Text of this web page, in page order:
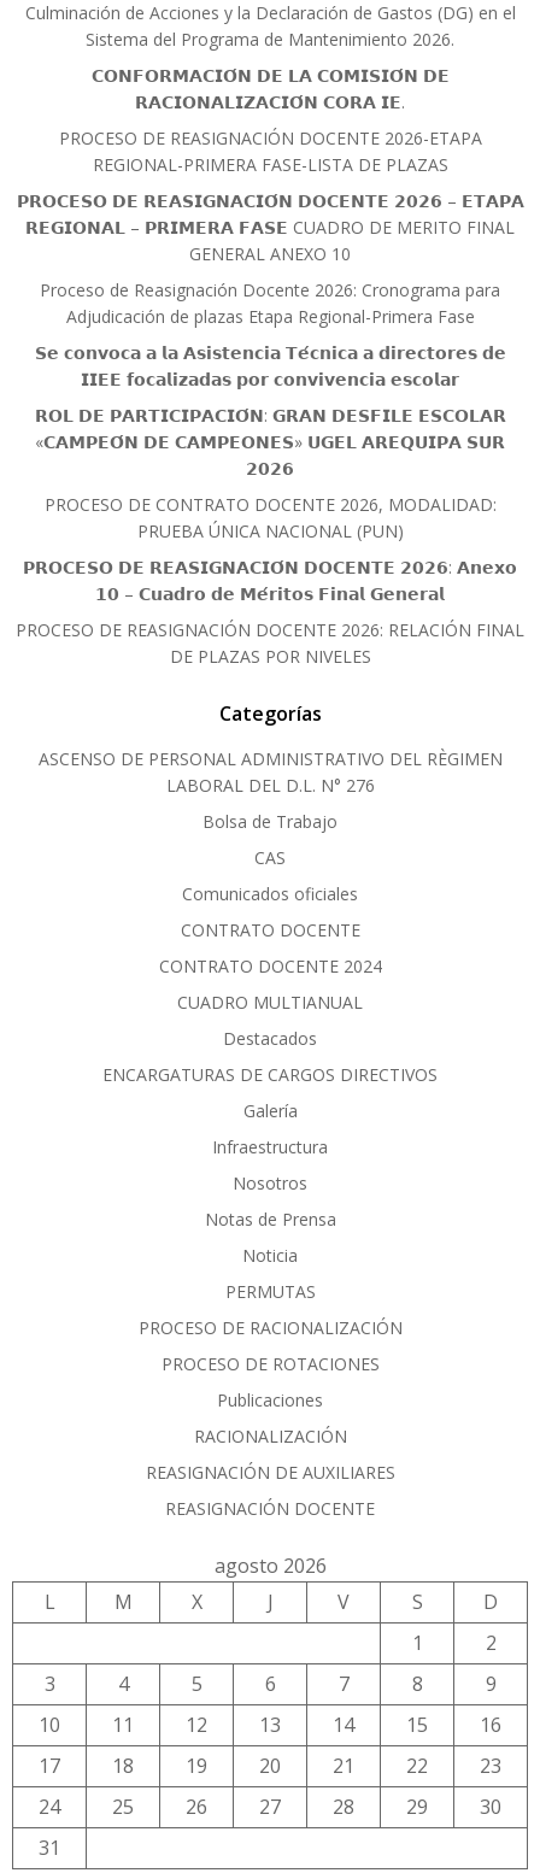
Culminación de Acciones y la Declaración de Gastos (DG) en el
Sistema del Programa de Mantenimiento 2026.
𝗖𝗢𝗡𝗙𝗢𝗥𝗠𝗔𝗖𝗜𝗢́𝗡 𝗗𝗘 𝗟𝗔 𝗖𝗢𝗠𝗜𝗦𝗜𝗢́𝗡 𝗗𝗘
𝗥𝗔𝗖𝗜𝗢𝗡𝗔𝗟𝗜𝗭𝗔𝗖𝗜𝗢́𝗡 𝗖𝗢𝗥𝗔 𝗜𝗘.
PROCESO DE REASIGNACIÓN DOCENTE 2026-ETAPA
REGIONAL-PRIMERA FASE-LISTA DE PLAZAS
𝗣𝗥𝗢𝗖𝗘𝗦𝗢 𝗗𝗘 𝗥𝗘𝗔𝗦𝗜𝗚𝗡𝗔𝗖𝗜𝗢́𝗡 𝗗𝗢𝗖𝗘𝗡𝗧𝗘 𝟮𝟬𝟮𝟲 – 𝗘𝗧𝗔𝗣𝗔
𝗥𝗘𝗚𝗜𝗢𝗡𝗔𝗟 – 𝗣𝗥𝗜𝗠𝗘𝗥𝗔 𝗙𝗔𝗦𝗘 CUADRO DE MERITO FINAL
GENERAL ANEXO 10
Proceso de Reasignación Docente 2026: Cronograma para
Adjudicación de plazas Etapa Regional-Primera Fase
𝗦𝗲 𝗰𝗼𝗻𝘃𝗼𝗰𝗮 𝗮 𝗹𝗮 𝗔𝘀𝗶𝘀𝘁𝗲𝗻𝗰𝗶𝗮 𝗧𝗲́𝗰𝗻𝗶𝗰𝗮 𝗮 𝗱𝗶𝗿𝗲𝗰𝘁𝗼𝗿𝗲𝘀 𝗱𝗲
𝗜𝗜𝗘𝗘 𝗳𝗼𝗰𝗮𝗹𝗶𝘇𝗮𝗱𝗮𝘀 𝗽𝗼𝗿 𝗰𝗼𝗻𝘃𝗶𝘃𝗲𝗻𝗰𝗶𝗮 𝗲𝘀𝗰𝗼𝗹𝗮𝗿
𝗥𝗢𝗟 𝗗𝗘 𝗣𝗔𝗥𝗧𝗜𝗖𝗜𝗣𝗔𝗖𝗜𝗢́𝗡: 𝗚𝗥𝗔𝗡 𝗗𝗘𝗦𝗙𝗜𝗟𝗘 𝗘𝗦𝗖𝗢𝗟𝗔𝗥
«𝗖𝗔𝗠𝗣𝗘𝗢́𝗡 𝗗𝗘 𝗖𝗔𝗠𝗣𝗘𝗢𝗡𝗘𝗦» 𝗨𝗚𝗘𝗟 𝗔𝗥𝗘𝗤𝗨𝗜𝗣𝗔 𝗦𝗨𝗥
𝟮𝟬𝟮𝟲
PROCESO DE CONTRATO DOCENTE 2026, MODALIDAD:
PRUEBA ÚNICA NACIONAL (PUN)
𝗣𝗥𝗢𝗖𝗘𝗦𝗢 𝗗𝗘 𝗥𝗘𝗔𝗦𝗜𝗚𝗡𝗔𝗖𝗜𝗢́𝗡 𝗗𝗢𝗖𝗘𝗡𝗧𝗘 𝟮𝟬𝟮𝟲: 𝗔𝗻𝗲𝘅𝗼
𝟭𝟬 – 𝗖𝘂𝗮𝗱𝗿𝗼 𝗱𝗲 𝗠𝗲́𝗿𝗶𝘁𝗼𝘀 𝗙𝗶𝗻𝗮𝗹 𝗚𝗲𝗻𝗲𝗿𝗮𝗹
PROCESO DE REASIGNACIÓN DOCENTE 2026: RELACIÓN FINAL
DE PLAZAS POR NIVELES
Categorías
ASCENSO DE PERSONAL ADMINISTRATIVO DEL RÈGIMEN
LABORAL DEL D.L. N° 276
Bolsa de Trabajo
CAS
Comunicados oficiales
CONTRATO DOCENTE
CONTRATO DOCENTE 2024
CUADRO MULTIANUAL
Destacados
ENCARGATURAS DE CARGOS DIRECTIVOS
Galería
Infraestructura
Nosotros
Notas de Prensa
Noticia
PERMUTAS
PROCESO DE RACIONALIZACIÓN
PROCESO DE ROTACIONES
Publicaciones
RACIONALIZACIÓN
REASIGNACIÓN DE AUXILIARES
REASIGNACIÓN DOCENTE
agosto 2026
L
M X J V S
D
1
2
3
4 5 6 7 8
9
10
11 12 13 14 15
16
17
18 19 20 21 22
23
24
25 26 27 28 29
30
31